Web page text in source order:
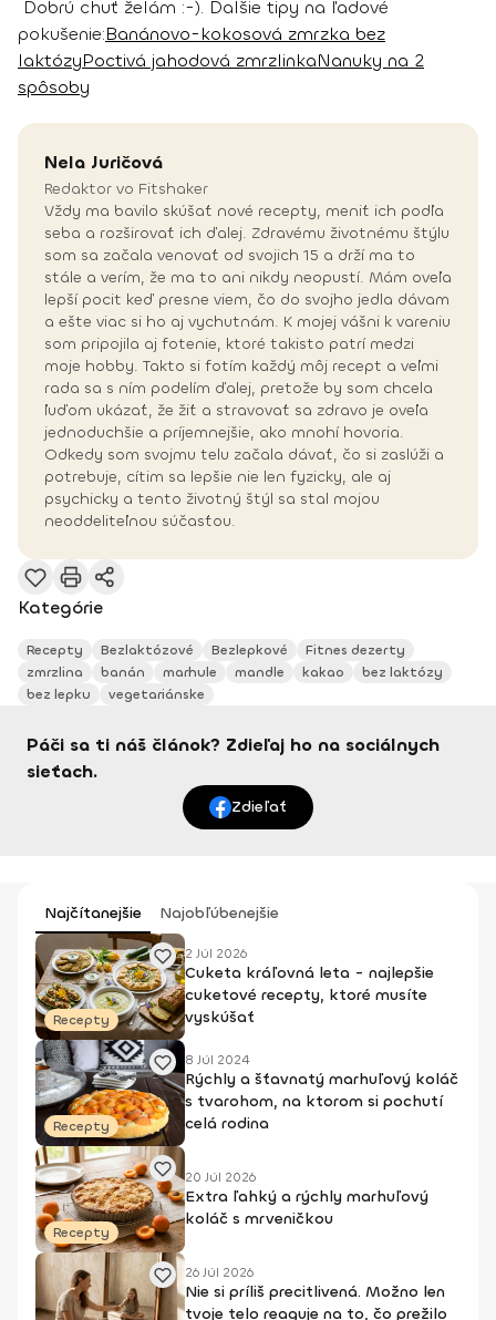
Dobrú chuť želám :-). Ďalšie tipy na ľadové
pokušenie:Banánovo-kokosová zmrzka bez
laktózyPoctivá jahodová zmrzlinkaNanuky na 2
spôsoby
Nela Juričová
Redaktor vo Fitshaker
Vždy ma bavilo skúšať nové recepty, meniť ich podľa
seba a rozširovať ich ďalej. Zdravému životnému štýlu
som sa začala venovať od svojich 15 a drží ma to
stále a verím, že ma to ani nikdy neopustí. Mám oveľa
lepší pocit keď presne viem, čo do svojho jedla dávam
a ešte viac si ho aj vychutnám. K mojej vášni k vareniu
som pripojila aj fotenie, ktoré takisto patrí medzi
moje hobby. Takto si fotím každý môj recept a veľmi
rada sa s ním podelím ďalej, pretože by som chcela
ľuďom ukázať, že žiť a stravovať sa zdravo je oveľa
jednoduchšie a príjemnejšie, ako mnohí hovoria.
Odkedy som svojmu telu začala dávať, čo si zaslúži a
potrebuje, cítim sa lepšie nie len fyzicky, ale aj
psychicky a tento životný štýl sa stal mojou
neoddeliteľnou súčasťou.
Kategórie
Recepty Bezlaktózové Bezlepkové
Fitnes dezerty
zmrzlina
banán marhule mandle kakao
bez laktózy
bez lepku
vegetariánske
Páči sa ti náš článok? Zdieľaj ho na sociálnych
sieťach.
Zdieľať
Najčítanejšie Najobľúbenejšie
Recepty
2 Júl 2026
Cuketa kráľovná leta - najlepšie
cuketové recepty, ktoré musíte
vyskúšať
Recepty
8 Júl 2024
Rýchly a šťavnatý marhuľový koláč
s tvarohom, na ktorom si pochutí
celá rodina
Recepty
20 Júl 2026
Extra ľahký a rýchly marhuľový
koláč s mrveničkou
26 Júl 2026
Nie si príliš precitlivená. Možno len
tvoje telo reaguje na to, čo prežilo